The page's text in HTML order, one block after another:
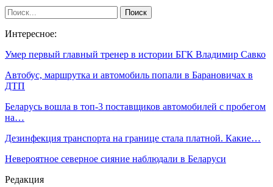
Интересное:
Умер первый главный тренер в истории БГК Владимир Савко
Автобус, маршрутка и автомобиль попали в Барановичах в
ДТП
Беларусь вошла в топ-3 поставщиков автомобилей с пробегом
на…
Дезинфекция транспорта на границе стала платной. Какие…
Невероятное северное сияние наблюдали в Беларуси
Редакция